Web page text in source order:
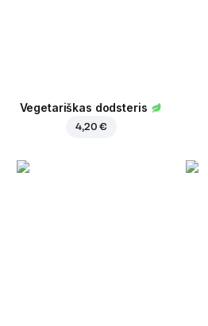
Vegetariškas dodsteris
4,20 €